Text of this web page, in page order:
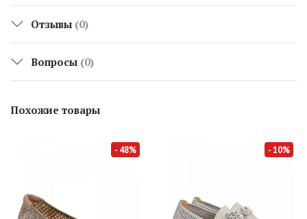
Отзывы (0)
Вопросы (0)
Похожие товары
- 48% - 10%